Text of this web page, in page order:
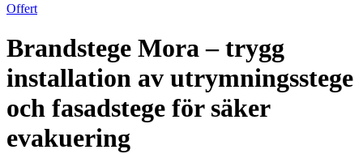
Offert
Brandstege Mora – trygg
installation av utrymningsstege
och fasadstege för säker
evakuering